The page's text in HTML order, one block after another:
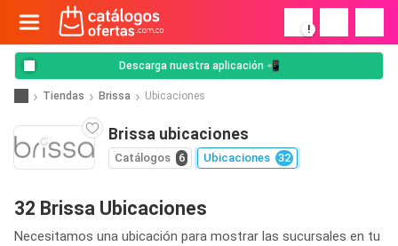
!
Descarga nuestra aplicación 📲
Tiendas Brissa Ubicaciones
Brissa ubicaciones
Catálogos 6 Ubicaciones 32
32 Brissa Ubicaciones
Necesitamos una ubicación para mostrar las sucursales en tu